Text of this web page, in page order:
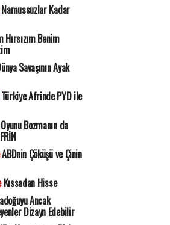
Kadar
Benim
Savaşının Ayak
Afrinde PYD ile
Bozmanın da
ABDnin Çöküşü ve Çinin
Kıssadan Hisse
Ancak
Dizayn Edebilir